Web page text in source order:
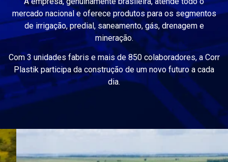
mercado nacional e oferece produtos para os segmentos
de irrigação, predial, saneamento, gás, drenagem e
mineração.
Com 3 unidades fabris e mais de 850 colaboradores, a Corr
Plastik participa da construção de um novo futuro a cada
dia.